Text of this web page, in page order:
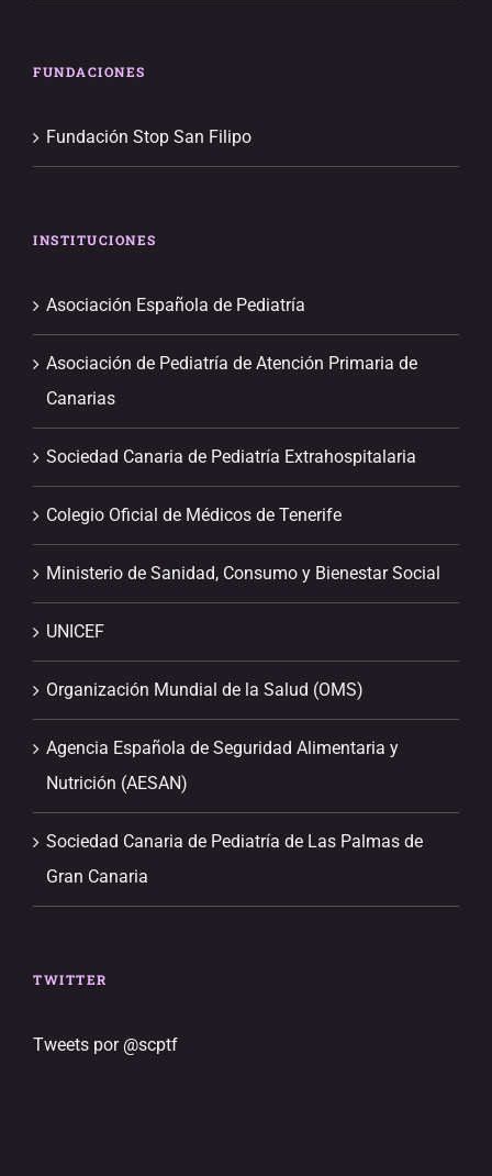
FUNDACIONES
Fundación Stop San Filipo
INSTITUCIONES
Asociación Española de Pediatría
Asociación de Pediatría de Atención Primaria de
Canarias
Sociedad Canaria de Pediatría Extrahospitalaria
Colegio Oficial de Médicos de Tenerife
Ministerio de Sanidad, Consumo y Bienestar Social
UNICEF
Organización Mundial de la Salud (OMS)
Agencia Española de Seguridad Alimentaria y
Nutrición (AESAN)
Sociedad Canaria de Pediatría de Las Palmas de
Gran Canaria
TWITTER
Tweets por @scptf